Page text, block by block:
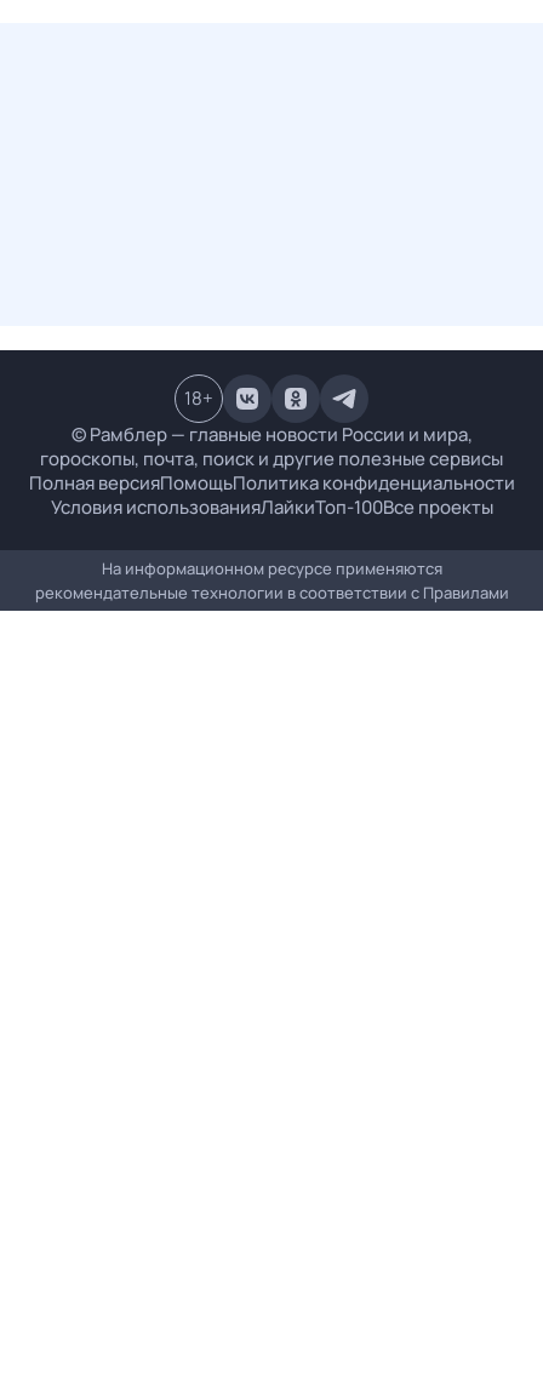
© Рамблер — главные новости России и мира,
гороскопы, почта, поиск и другие полезные сервисы
Полная версияПомощьПолитика конфиденциальности
Условия использованияЛайкиТоп-100Все проекты
18+
На информационном ресурсе применяются
рекомендательные технологии в соответствии с Правилами